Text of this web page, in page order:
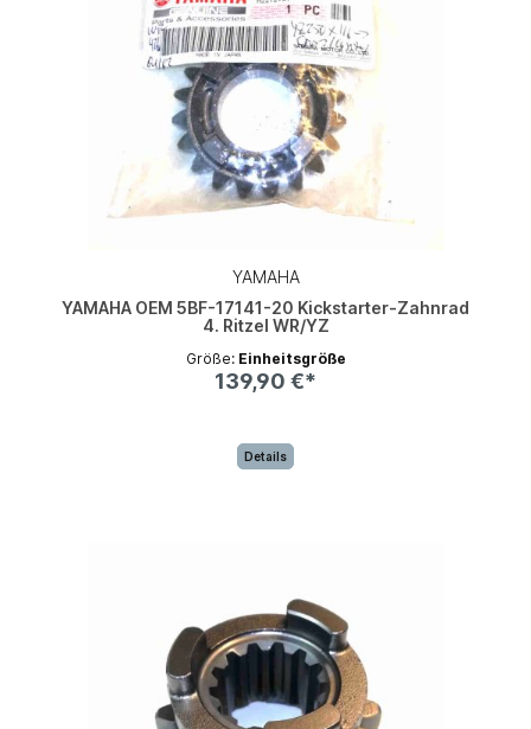
YAMAHA
YAMAHA OEM 5BF-17141-20 Kickstarter-Zahnrad
4. Ritzel WR/YZ
Größe: Einheitsgröße
139,90 €*
Details